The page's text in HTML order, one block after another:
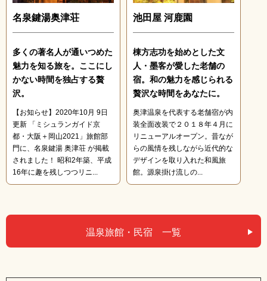
名泉鍵湯奥津荘
多くの著名人が通いつめた
魅力を知る旅を。ここにし
かない時間を独占する贅
沢。
【お知らせ】2020年10月 9日
更新 「ミシュランガイド京
都・大阪＋岡山2021」旅館部
門に、名泉鍵湯 奥津荘 が掲載
されました！ 昭和2年築、平成
16年に趣を残しつつリニ...
池田屋 河鹿園
棟方志功を始めとした文
人・墨客が愛した老舗の
宿。和の魅力を感じられる
贅沢な時間をあなたに。
奥津温泉を代表する老舗宿が内
装全面改装で２０１８年４月に
リニューアルオープン。昔なが
らの風情を残しながら近代的な
デザインを取り入れた和風旅
館。源泉掛け流しの...
温泉旅館・民宿 一覧